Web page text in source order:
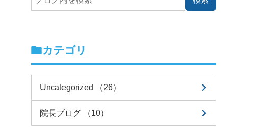
カテゴリ
Uncategorized （26）
院長ブログ （10）